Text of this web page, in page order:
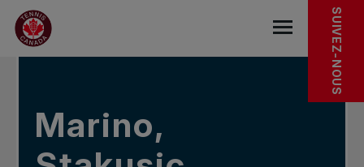
Sauter au menu principal
Sauter au contenu principal
Sauter au pied de page
DANS LES NOUVELLES SUIVEZ-NOUS
Marino,